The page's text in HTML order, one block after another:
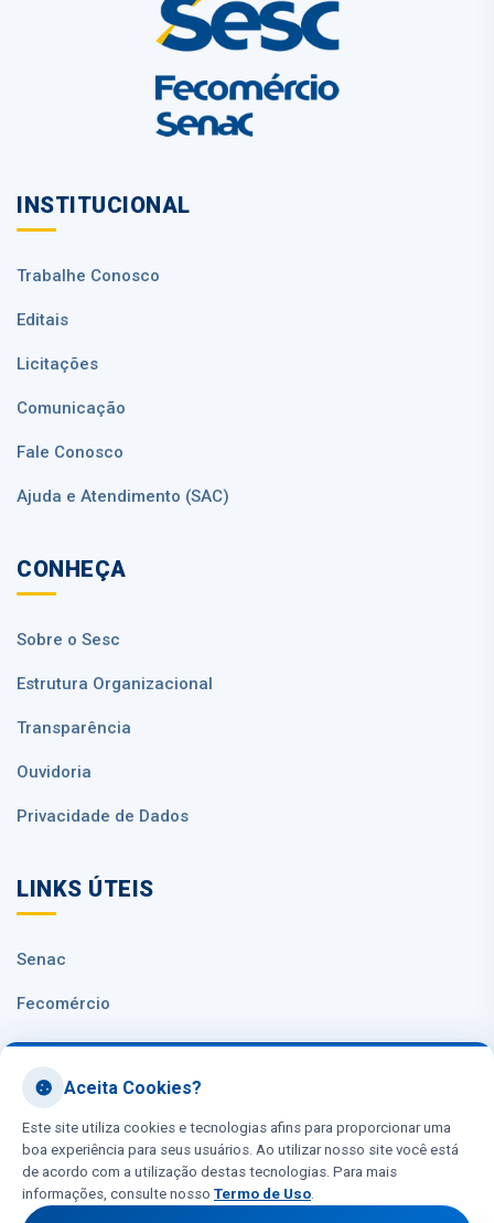
INSTITUCIONAL
Trabalhe Conosco
Editais
Licitações
Comunicação
Fale Conosco
Ajuda e Atendimento (SAC)
CONHEÇA
Sobre o Sesc
Estrutura Organizacional
Transparência
Ouvidoria
Privacidade de Dados
LINKS ÚTEIS
Senac
Fecomércio
Sesc Nacional
CNC Aceita Cookies?
Este site utiliza cookies e tecnologias afins para proporcionar uma
boa experiência para seus usuários. Ao utilizar nosso site você está
de acordo com a utilização destas tecnologias. Para mais
informações, consulte nosso Termo de Uso.